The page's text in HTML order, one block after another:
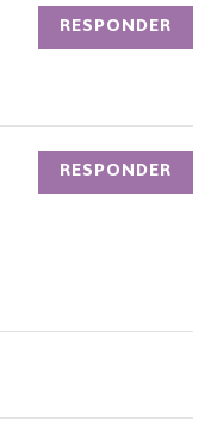
RESPONDER
RESPONDER